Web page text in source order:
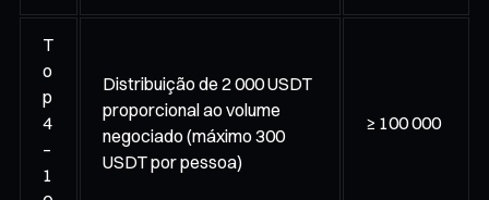
T
o
p
4
–
1
Distribuição de 2 000 USDT
proporcional ao volume
negociado (máximo 300
USDT por pessoa)
≥ 100 000